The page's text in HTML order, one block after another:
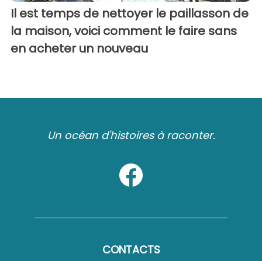
Il est temps de nettoyer le paillasson de
la maison, voici comment le faire sans
en acheter un nouveau
Un océan d'histoires à raconter.
CONTACTS